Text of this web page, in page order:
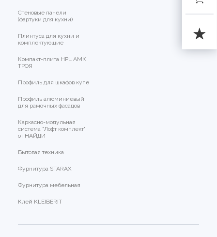
Стеновые панели
(фартуки для кухни)
Плинтуса для кухни и
комплектующие
Компакт-плита HPL АМК
ТРОЯ
Профиль для шкафов купе
Профиль алюминиевый
для рамочных фасадов
Каркасно-модульная
система "Лофт комплект"
от НАЙДИ
Бытовая техника
Фурнитура STARAX
Фурнитура мебельная
Клей KLEIBERIT